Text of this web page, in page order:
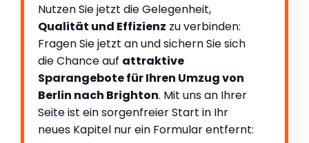
Nutzen Sie jetzt die Gelegenheit,
Qualität und Effizienz zu verbinden:
Fragen Sie jetzt an und sichern Sie sich
die Chance auf attraktive
Sparangebote für Ihren Umzug von
Berlin nach Brighton. Mit uns an Ihrer
Seite ist ein sorgenfreier Start in Ihr
neues Kapitel nur ein Formular entfernt: